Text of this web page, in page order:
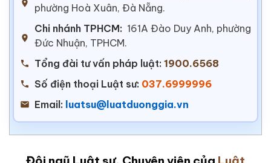
phường Hoà Xuân, Đà Nẵng.
Chi nhánh TPHCM: 161A Đào Duy Anh, phường
Đức Nhuận, TPHCM.
Tổng đài tư vấn pháp luật: 1900.6568
Số điện thoại Luật sư: 037.6999996
Email: luatsu@luatduonggia.vn